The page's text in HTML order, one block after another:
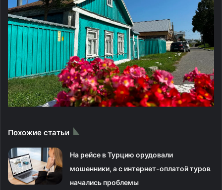
Похожие статьи
На рейсе в Турцию орудовали
мошенники, а с интернет-оплатой туров
начались проблемы